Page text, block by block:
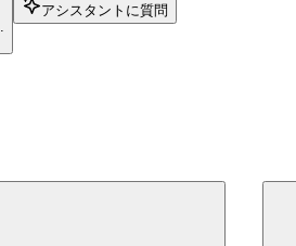
アシスタントに質問